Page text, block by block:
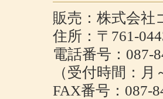
販売：株式会社
住所：〒761-
電話番号：087-
（受付時間：
FAX番号：087-